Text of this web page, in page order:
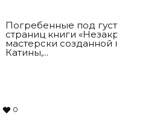
Погребенные под густым
страниц книги «Незакрытые
мастерски созданной пером
Катины,...
0